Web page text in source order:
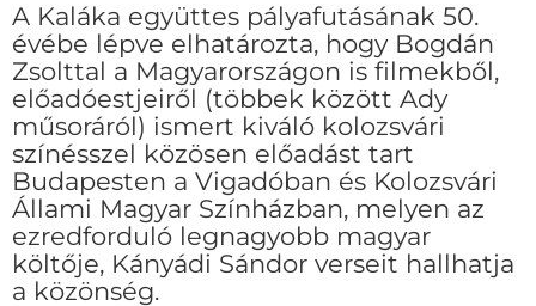
A Kaláka együttes pályafutásának 50.
évébe lépve elhatározta, hogy Bogdán
Zsolttal a Magyarországon is filmekből,
előadóestjeiről (többek között Ady
műsoráról) ismert kiváló kolozsvári
színésszel közösen előadást tart
Budapesten a Vigadóban és Kolozsvári
Állami Magyar Színházban, melyen az
ezredforduló legnagyobb magyar
költője, Kányádi Sándor verseit hallhatja
a közönség.